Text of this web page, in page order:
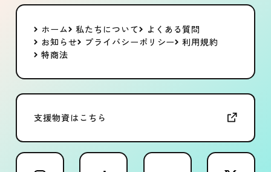
ホーム 私たちについて
よくある質問
お知らせ
プライバシーポリシー 利用規約
特商法
支援物資はこちら